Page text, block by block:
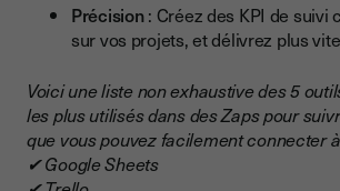
Précision: Créez des KPI de suivi
sur vos projets, et délivrez plus
Voici une liste non exhaustive des 5
les plus utilisés dans des Zaps pour
que vous pouvez facilement connecter
✔ Google Sheets